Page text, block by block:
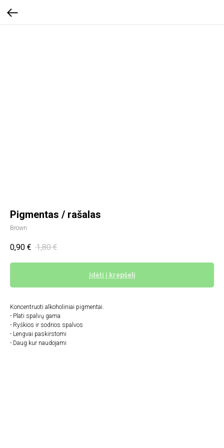
Pigmentas / rašalas
Brown
0,90 € 1,80 €
Įdėti į krepšelį
Koncentruoti alkoholiniai pigmentai.
- Plati spalvų gama
- Ryškios ir sodrios spalvos
- Lengvai paskirstomi
- Daug kur naudojami